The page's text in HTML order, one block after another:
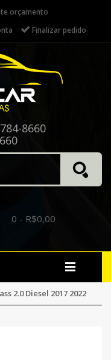
orçamento
Finalizar pedido
8660
0 - R$0,00
2.0 Diesel 2017 2022